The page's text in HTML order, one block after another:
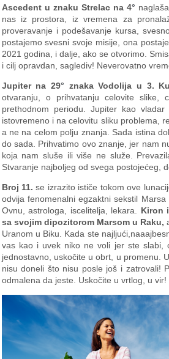
Ascedent u znaku Strelac na 4°
nas iz prostora, iz vremena za
proveravanje i podešavanje kursa,
postajemo svesni svoje misije, ona
2021 godina, i dalje, ako se otvorimo.
i cilj opravdan, saglediv! Neverovatno
Jupiter na 29° znaka Vodolija u 3.
otvaranju, o prihvatanju celovite
prethodnom periodu. Jupiter kao
istovremeno i na celovitu sliku problema,
a ne na celom polju znanja. Sada istina
do sada. Prihvatimo ovo znanje, jer nam
koja nam sluše ili više ne služe.
Stvaranje najboljeg od svega postojećeg,
Broj 11. se izrazito ističe tokom ove
odvija fenomenalni egzaktni sekstil
Ovnu, astrologa, iscelitelja, lekara. Kiron
sa svojim dipozitorom Marsom u Raku,
Uranom u Biku. Kada ste
vas kao i uvek niko ne voli jer ste slabi,
jednostavno, uskočite u obrt, u promenu.
nisu doneli što nisu posle još i zatrovali!
odmalena da jeste. Uskočite u vrtlog, u